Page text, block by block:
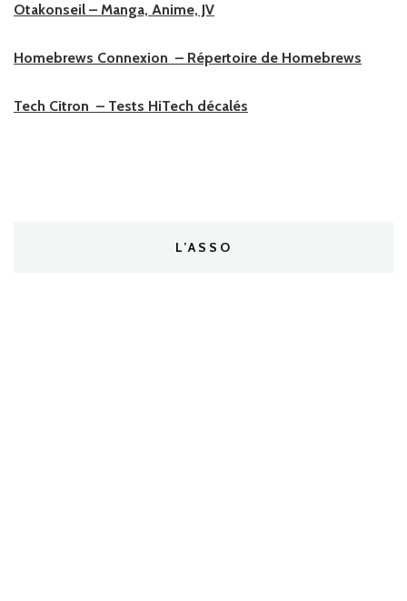
Otakonseil – Manga, Anime, JV
Homebrews Connexion – Répertoire de Homebrews
Tech Citron – Tests HiTech décalés
L’ASSO